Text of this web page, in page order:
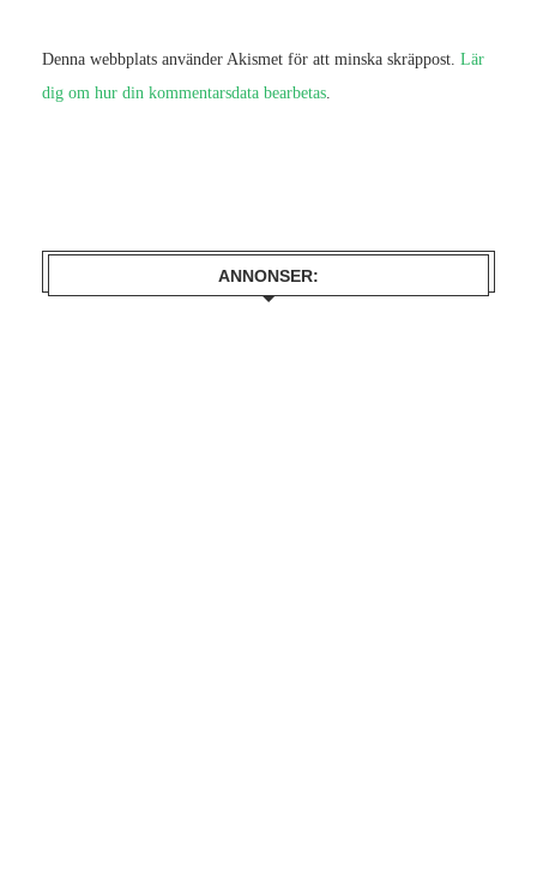
Denna webbplats använder Akismet för att minska skräppost. Lär
dig om hur din kommentarsdata bearbetas.
ANNONSER: